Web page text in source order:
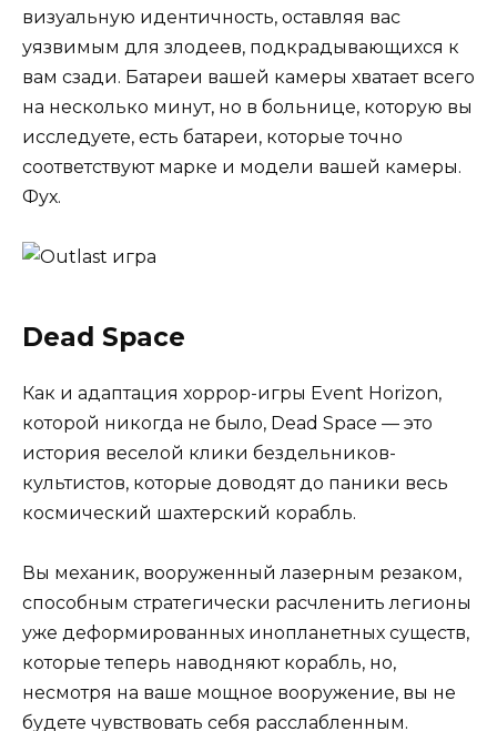
визуальную идентичность, оставляя вас
уязвимым для злодеев, подкрадывающихся к
вам сзади. Батареи вашей камеры хватает всего
на несколько минут, но в больнице, которую вы
исследуете, есть батареи, которые точно
соответствуют марке и модели вашей камеры.
Фух.
Dead Space
Как и адаптация хоррор-игры Event Horizon,
которой никогда не было, Dead Space — это
история веселой клики бездельников-
культистов, которые доводят до паники весь
космический шахтерский корабль.
Вы механик, вооруженный лазерным резаком,
способным стратегически расчленить легионы
уже деформированных инопланетных существ,
которые теперь наводняют корабль, но,
несмотря на ваше мощное вооружение, вы не
будете чувствовать себя расслабленным.